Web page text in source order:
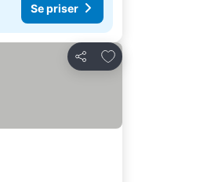
Se priser
Del
Føj til favoritter